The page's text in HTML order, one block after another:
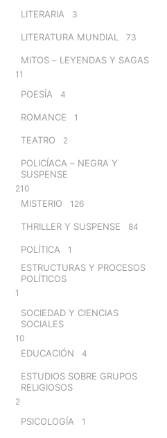
LITERARIA 3
LITERATURA MUNDIAL 73
MITOS – LEYENDAS Y SAGAS
11
POESÍA 4
ROMANCE 1
TEATRO 2
POLICÍACA – NEGRA Y
SUSPENSE
210
MISTERIO 126
THRILLER Y SUSPENSE 84
POLÍTICA 1
ESTRUCTURAS Y PROCESOS
POLÍTICOS
1
SOCIEDAD Y CIENCIAS
SOCIALES
10
EDUCACIÓN 4
ESTUDIOS SOBRE GRUPOS
RELIGIOSOS
2
PSICOLOGÍA 1